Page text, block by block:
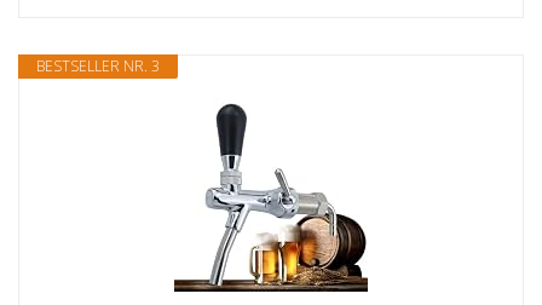
BESTSELLER NR. 3